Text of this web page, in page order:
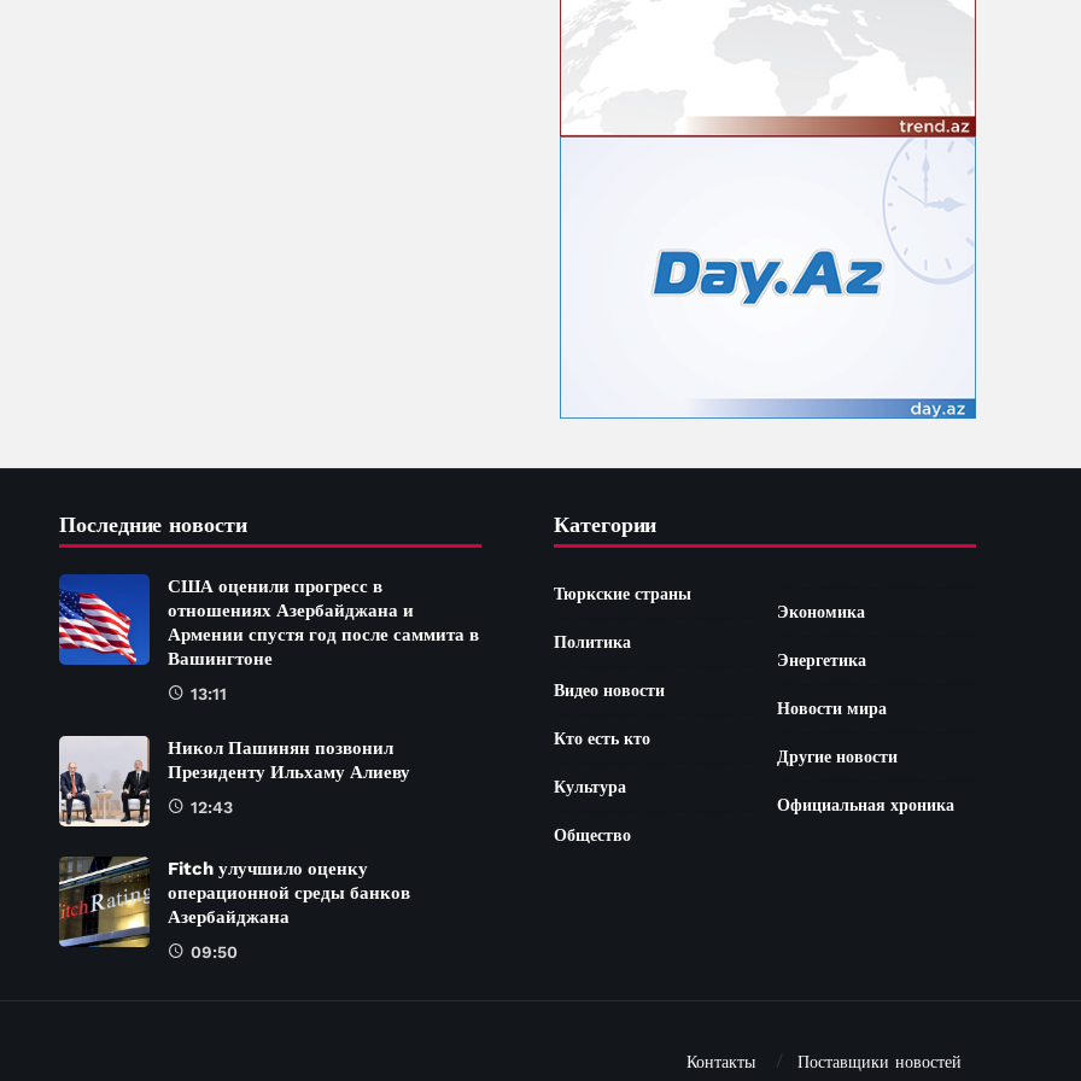
Последние новости
США оценили прогресс в
отношениях Азербайджана и
Армении спустя год после саммита в
Вашингтоне
13:11
Никол Пашинян позвонил
Президенту Ильхаму Алиеву
12:43
Fitch улучшило оценку
операционной среды банков
Азербайджана
09:50
Категории
Тюркские страны
Политика
Видео новости
Кто есть кто
Культура
Общество
Экономика
Энергетика
Новости мира
Другие новости
Официальная хроника
Контакты Поставщики новостей